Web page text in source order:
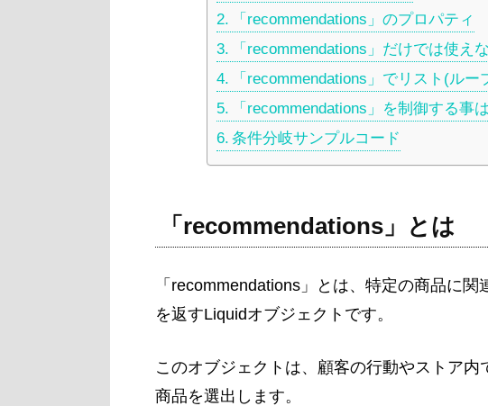
「recommendations」のプロパティ
「recommendations」だけでは使え
「recommendations」でリスト(ルー
「recommendations」を制御する事
条件分岐サンプルコード
「recommendations」とは
「recommendations」とは、特定の商品に
を返すLiquidオブジェクトです。
このオブジェクトは、顧客の行動やストア
商品を選出します。